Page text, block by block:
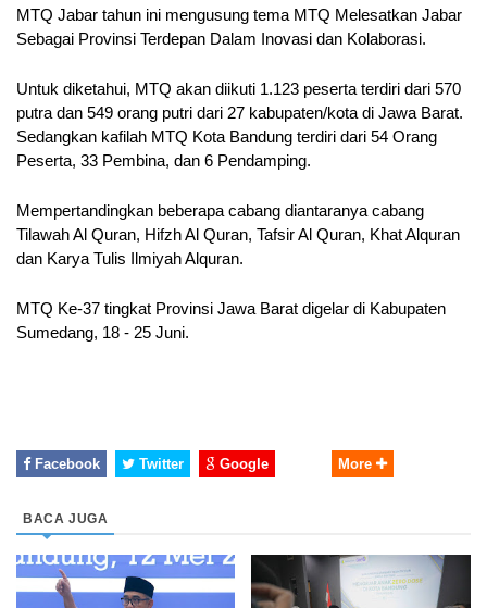
MTQ Jabar tahun ini mengusung tema MTQ Melesatkan Jabar
Sebagai Provinsi Terdepan Dalam Inovasi dan Kolaborasi.
Untuk diketahui, MTQ akan diikuti 1.123 peserta terdiri dari 570
putra dan 549 orang putri dari 27 kabupaten/kota di Jawa Barat.
Sedangkan kafilah MTQ Kota Bandung terdiri dari 54 Orang
Peserta, 33 Pembina, dan 6 Pendamping.
Mempertandingkan beberapa cabang diantaranya cabang
Tilawah Al Quran, Hifzh Al Quran, Tafsir Al Quran, Khat Alquran
dan Karya Tulis Ilmiyah Alquran.
MTQ Ke-37 tingkat Provinsi Jawa Barat digelar di Kabupaten
Sumedang, 18 - 25 Juni.
Facebook Twitter Google More
BACA JUGA